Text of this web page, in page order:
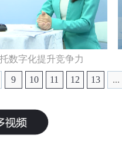
数字化提升竞争力
9 10 11 12 13 ...